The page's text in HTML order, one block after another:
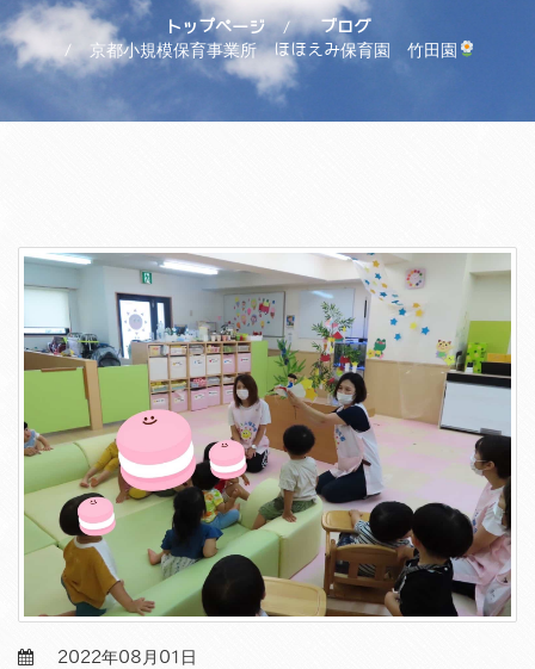
トップページ
ブログ
京都小規模保育事業所 ほほえみ保育園 竹田園
2022年08月01日